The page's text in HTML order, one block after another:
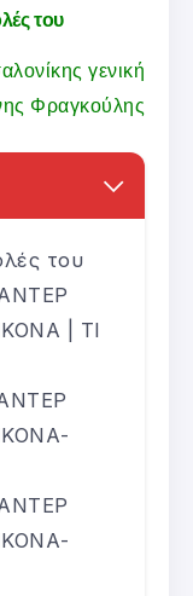
του
γενική
Φραγκούλης
του
| ΤΙ